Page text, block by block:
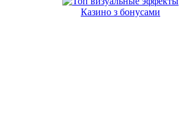
Казино з бонусами